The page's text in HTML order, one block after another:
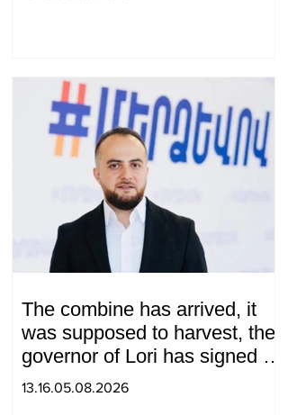
The combine has arrived, it
was supposed to harvest, the
governor of Lori has signed a
decision to ban charity, what
13.16.05.08.2026